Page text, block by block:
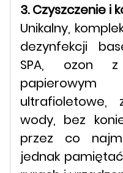
3. Czyszczenie i
Unikalny,
dezynfekcji
SPA, ozon
papierowym
ultrafioletowe,
wody, bez
przez co
jednak